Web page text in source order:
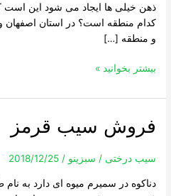
ذهن خیلی ها ایجاد می شود این است
کدام منطقه است؟ در استان اصفهان
و منطقه […]
بیشتر بخوانید »
فروش سیب قرمز
سیب درختی / سبزینو/
2018/12/25
دناکوه در سمیرم میوه ای دارد به
فروش
سیب